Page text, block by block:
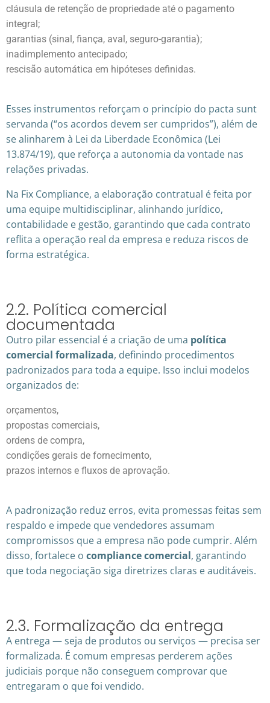
cláusula de retenção de propriedade até o pagamento
integral;
garantias (sinal, fiança, aval, seguro-garantia);
inadimplemento antecipado;
rescisão automática em hipóteses definidas.
Esses instrumentos reforçam o princípio do pacta sunt
servanda (“os acordos devem ser cumpridos”), além de
se alinharem à Lei da Liberdade Econômica (Lei
13.874/19), que reforça a autonomia da vontade nas
relações privadas.
Na Fix Compliance, a elaboração contratual é feita por
uma equipe multidisciplinar, alinhando jurídico,
contabilidade e gestão, garantindo que cada contrato
reflita a operação real da empresa e reduza riscos de
forma estratégica.
2.2. Política comercial
documentada
Outro pilar essencial é a criação de uma política
comercial formalizada, definindo procedimentos
padronizados para toda a equipe. Isso inclui modelos
organizados de:
orçamentos,
propostas comerciais,
ordens de compra,
condições gerais de fornecimento,
prazos internos e fluxos de aprovação.
A padronização reduz erros, evita promessas feitas sem
respaldo e impede que vendedores assumam
compromissos que a empresa não pode cumprir. Além
disso, fortalece o compliance comercial, garantindo
que toda negociação siga diretrizes claras e auditáveis.
2.3. Formalização da entrega
A entrega — seja de produtos ou serviços — precisa ser
formalizada. É comum empresas perderem ações
judiciais porque não conseguem comprovar que
entregaram o que foi vendido.